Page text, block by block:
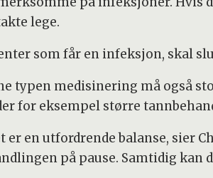
lege.
som får en infeksjon, skal
typen medisinering må også
for eksempel større
er en utfordrende balanse, sier
på pause. Samtidig kan